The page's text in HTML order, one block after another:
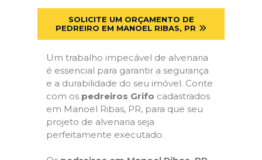
SOLICITE UM ORÇAMENTO DE
PEDREIRO EM MANOEL RIBAS, PR
Um trabalho impecável de alvenaria
é essencial para garantir a segurança
e a durabilidade do seu imóvel. Conte
com os pedreiros Grifo cadastrados
em Manoel Ribas, PR, para que seu
projeto de alvenaria seja
perfeitamente executado.